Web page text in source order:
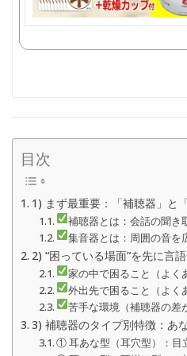
目次
1) まず最重要：「補聴器」と
補聴器とは：会話の聞き
集音器とは：周囲の音を
2) “困っている場面”を先に言
家の中で困ること（よく
外出先で困ること（よく
苦手な環境（補聴器の差
3) 補聴器のタイプ別特徴：あ
① 耳あな型（耳穴型）：目